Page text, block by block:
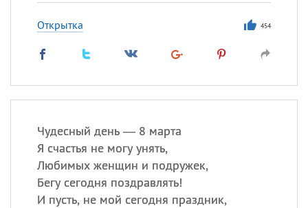
Открытка 454
Чудесный день — 8 марта
Я счастья не могу унять,
Любимых женщин и подружек,
Бегу сегодня поздравлять!
И пусть, не мой сегодня праздник,